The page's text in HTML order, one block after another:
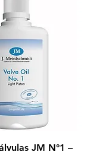
JM N°1 –